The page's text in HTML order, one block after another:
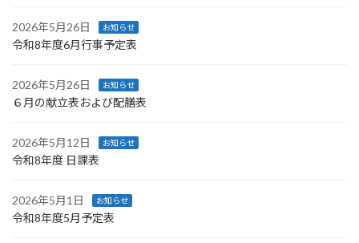
2026年5月26日 お知らせ
令和8年度6月行事予定表
2026年5月26日 お知らせ
６月の献立表および配膳表
2026年5月12日 お知らせ
令和8年度 日課表
2026年5月1日 お知らせ
令和8年度5月予定表